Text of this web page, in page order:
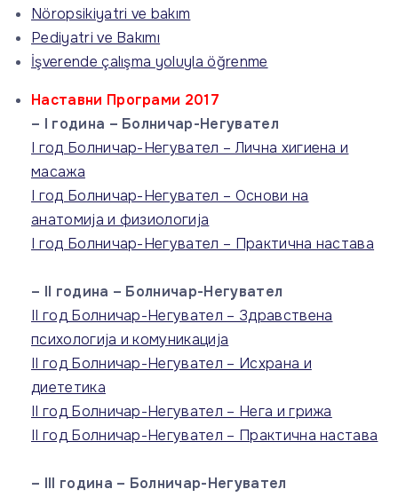
Nöropsikiyatri ve bakım
Pediyatri ve Bakımı
İşverende çalışma yoluyla öğrenme
Наставни Програми 2017
– I година – Болничар-Негувател
I год Болничар-Негувател – Лична хигиена и
масажа
I год Болничар-Негувател – Основи на
анатомија и физиологија
I год Болничар-Негувател – Практична настава
– II година – Болничар-Негувател
II год Болничар-Негувател – Здравствена
психологија и комуникација
II год Болничар-Негувател – Исхрана и
диететика
II год Болничар-Негувател – Нега и грижа
II год Болничар-Негувател – Практична настава
– III година – Болничар-Негувател